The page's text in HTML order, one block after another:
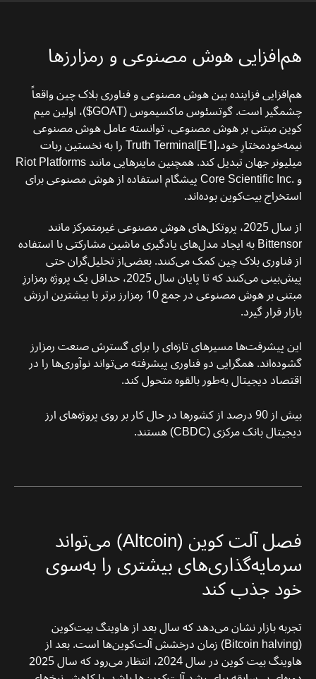
هم‌افزایی هوش مصنوعی و رمزارزها
هم‌افزایی فزاینده‌ بین هوش مصنوعی و فناوری بلاک‌ چین واقعاً
چشمگیر است. گوتسئوس ماکسیموس (GOAT$)، اولین میم‌
کوین مبتنی بر هوش مصنوعی، توانسته عامل هوش مصنوعی
نیمه‌خودمختارِ خود،Truth Terminal[E1] را به نخستین ربات
میلیونر جهان تبدیل کند. همچنین ماینرهایی مانند Riot Platforms
و .Core Scientific Inc پیشگام استفاده از هوش مصنوعی برای
استخراج بیت‌کوین بوده‌اند.
از سال 2025، پروتکل‌های هوش مصنوعی غیرمتمرکز مانند
Bittensor به ایجاد مدل‌های یادگیری ماشین مشارکتی با استفاده
از فناوری بلاک چین کمک می‌کنند. بعضی‌از تحلیل‌گران حتی
پیش‌بینی می‌کنند که تا پایان سال 2025، حداقل یک پروژه رمزارزِ
مبتنی بر هوش مصنوعی در جمع 10 رمزارز برتر با بیشترین ارزش
بازار قرار گیرد.
این پیشرفت‌ها مسیرهای تازه‌ای را برای گسترش صنعت رمزارز
گشوده‌اند. همگرایی دو فناوری پیشرفته می‌تواند نوآوری‌ها را در
اقتصاد دیجیتال به‌طور بالقوه متحول کند.
بیش از 90 درصد از کشورها در حال کار بر روی پروژه‌های ارز
دیجیتال بانک مرکزی (CBDC) هستند.
فصل آلت‌ کوین‌ (Altcoin) می‌تواند
سرمایه‌گذاری‌های بیشتری را به‌سوی
خود جذب کند
تجربه بازار نشان می‌دهد که سال بعد از هاوینگ بیت‌کوین
(Bitcoin halving) زمان درخشش آلت‌کوین‌ها است. بعد از
هاوینگ بیت کوین در سال 2024، انتظار می‌رود که سال 2025